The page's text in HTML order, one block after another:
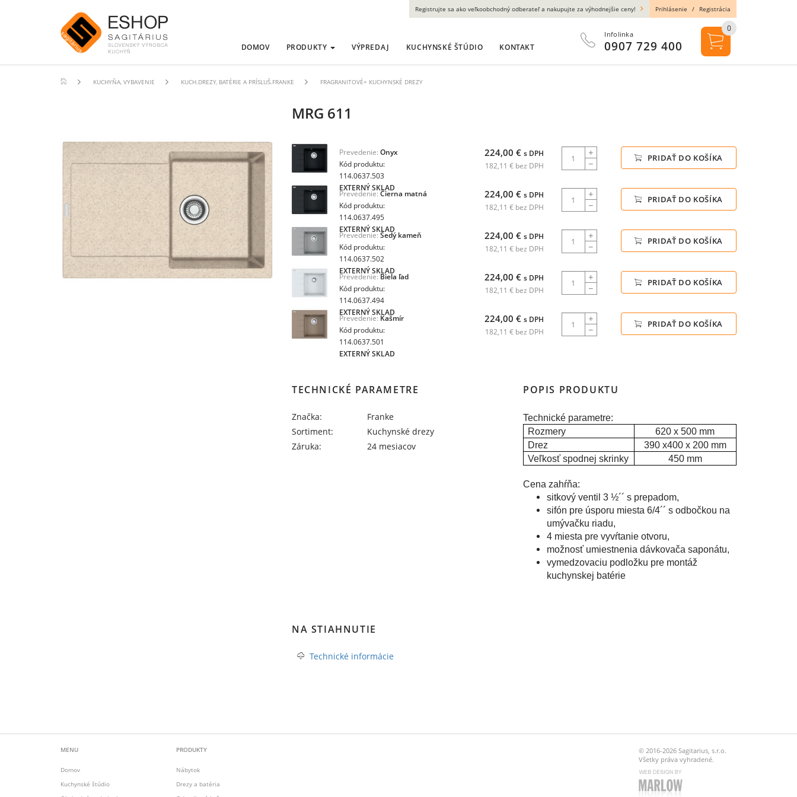
KUCHYŇA, VYBAVENIE KUCH.DREZY, BATÉRIE A PRÍSLUŠ.FRANKE FRAGRANITOVÉ+ KUCHYNSKÉ DREZY
MRG 611
Prevedenie: Onyx
Kód produktu:
114.0637.503
EXTERNÝ SKLAD
224,00 € s DPH
182,11 € bez DPH
PRIDAŤ DO KOŠÍKA
Prevedenie: Čierna matná
Kód produktu:
114.0637.495
EXTERNÝ SKLAD
224,00 € s DPH
182,11 € bez DPH
PRIDAŤ DO KOŠÍKA
Prevedenie: Šedý kameň
Kód produktu:
114.0637.502
EXTERNÝ SKLAD
224,00 € s DPH
182,11 € bez DPH
PRIDAŤ DO KOŠÍKA
Prevedenie: Biela ľad
Kód produktu:
114.0637.494
EXTERNÝ SKLAD
224,00 € s DPH
182,11 € bez DPH
PRIDAŤ DO KOŠÍKA
Prevedenie: Kašmír
Kód produktu:
114.0637.501
EXTERNÝ SKLAD
224,00 € s DPH
182,11 € bez DPH
PRIDAŤ DO KOŠÍKA
TECHNICKÉ PARAMETRE
Značka:
Franke
Sortiment:
Kuchynské drezy
Záruka:
24 mesiacov
POPIS PRODUKTU
Technické parametre:
Rozmery
620 x 500 mm
Drez
390 x400 x 200 mm
Veľkosť spodnej skrinky
450 mm
Cena zahŕňa:
sitkový ventil 3 ½´´ s prepadom,
sifón pre úsporu miesta 6/4´´ s odbočkou na
umývačku riadu,
4 miesta pre vyvŕtanie otvoru,
možnosť umiestnenia dávkovača saponátu,
vymedzovaciu podložku pre montáž
kuchynskej batérie
NA STIAHNUTIE
Technické informácie
MENU
Domov
Kuchynské štúdio
PRODUKTY
Nábytok
Drezy a batéria
© 2016-2026 Sagitarius, s.r.o.
Všetky práva vyhradené.
Registrujte sa ako veľkoobchodný odberateľ a nakupujte za výhodnejšie ceny! Prihlásenie / Registrácia
DOMOV PRODUKTY VÝPREDAJ KUCHYNSKÉ ŠTÚDIO KONTAKT
Infolinka
0907 729 400
0